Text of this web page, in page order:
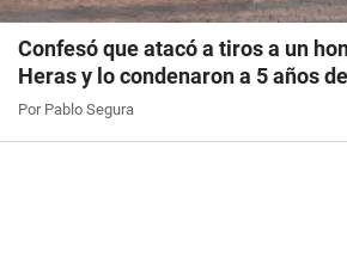
Confesó que atacó a tiros a un
Heras y lo condenaron a 5 años
Por Pablo Segura